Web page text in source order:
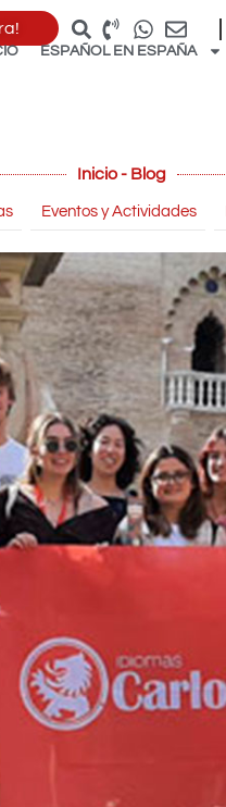
ESPAÑOL EN ESPAÑA
Inicio - Blog
Eventos y Actividades